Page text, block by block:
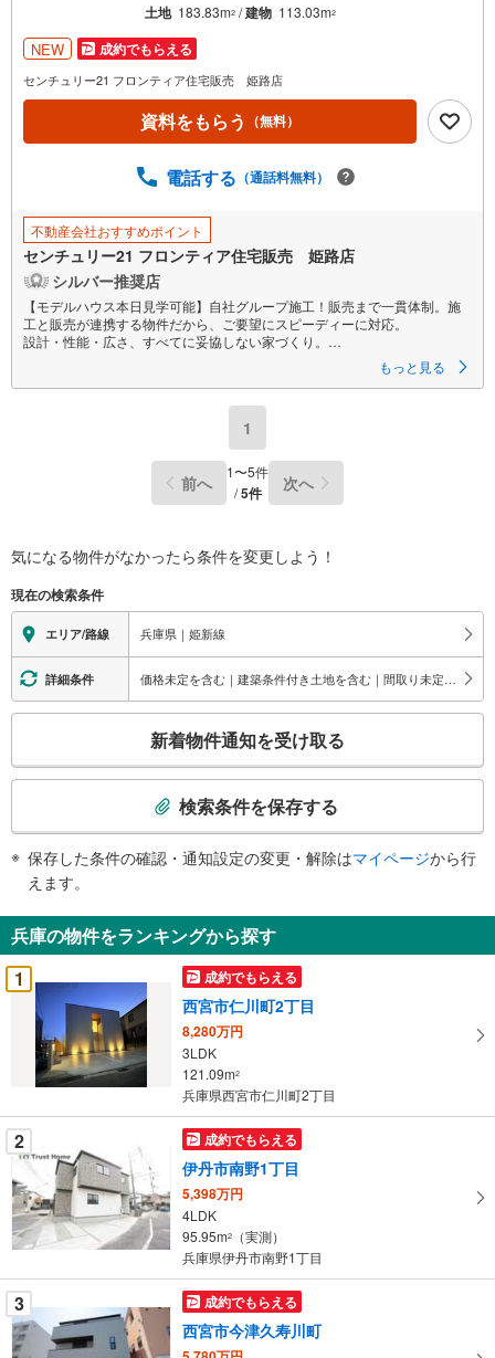
土地 183.83m2 /建物 113.03m2
NEW 成約でもらえる
センチュリー21 フロンティア住宅販売 姫路店
資料をもらう （無料）
電話する （通話料無料）
不動産会社おすすめポイント
センチュリー21 フロンティア住宅販売 姫路店
シルバー推奨店
【モデルハウス本日見学可能】自社グループ施工！販売まで一貫体制。施
工と販売が連携する物件だから、ご要望にスピーディーに対応。
設計・性能・広さ、すべてに妥協しない家づくり。
～自社ブランド物件:建売価格で「理想」を諦めない住まい～
■なぜ建売価格で「理想」が叶うのか？
施工から販売までグループ内で完結させることで中間コストを徹底カッ
ト。その分を「広さ」と「性能」に還元しました
■「お金の理想」も諦めない。専属FPによる無料相談
ンを作成します。
・プロならではのアドバイス
「最適な銀行は？」「今の年収で大丈夫？」といった疑問から住宅ローン
の最大活用まで、家計を守る具体的なプランをご提案
「自分らしい家」と「安心できる将来」
どちらもフロンティアで叶えませんか？
当日の現地見学・FP相談も受付中です
もっと見る
1
前へ 1〜5件
/5件 次へ
気になる物件がなかったら条件を変更しよう！
現在の検索条件
エリア/路線 兵庫県｜姫新線
詳細条件 価格未定を含む｜建築条件付き土地を含む｜間取り未定を含む｜1週間以内公開
検
知
を
受
け
件
を
マ
イ
ペ
ー
に
保
存
新着物件通知を受け取る
検索条件を保存する
保存した条件の確認・通知設定の変更・解除はマイページから行
えます。
兵庫の物件をランキングから探す
1
成約でもらえる
西宮市仁川町2丁目
8,280万円
3LDK
121.09m2
兵庫県西宮市仁川町2丁目
2 成約でもらえる
伊丹市南野1丁目
5,398万円
4LDK
95.95m2
（実測）
兵庫県伊丹市南野1丁目
3 成約でもらえる
西宮市今津久寿川町